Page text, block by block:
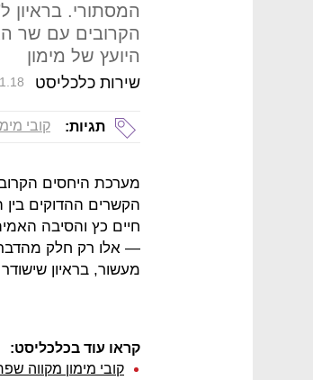
המסתורי.
הקרובים עם שר
היועץ של מימון
שירות כלכליסט
תגיות: קובי
מערכת היחסים
הקשרים ההדוקים בין
חיים כץ והסיבה
— אלו רק חלק
מעשור, בראיון שישודר הערב ב־21:00 בתוכנית "המקור"
קראו עוד בכלכליסט:
קובי מימון מקווה שפרמיה של 0.5% תספק את